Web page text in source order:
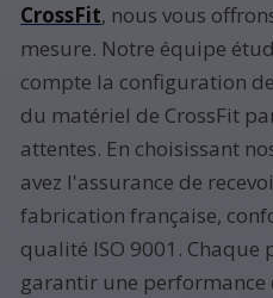
CrossFit, nous vous
mesure. Notre équipe
compte la configuration
du matériel de CrossFit
attentes. En choisissant
avez l'assurance de
fabrication française,
qualité ISO 9001.
garantir une